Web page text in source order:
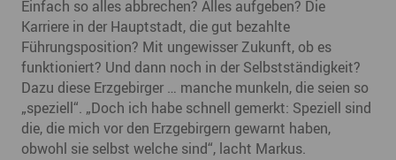
Einfach so alles abbrechen? Alles aufgeben? Die
Karriere in der Hauptstadt, die gut bezahlte
Führungsposition? Mit ungewisser Zukunft, ob es
funktioniert? Und dann noch in der Selbstständigkeit?
Dazu diese Erzgebirger … manche munkeln, die seien so
„speziell“. „Doch ich habe schnell gemerkt: Speziell sind
die, die mich vor den Erzgebirgern gewarnt haben,
obwohl sie selbst welche sind“, lacht Markus.